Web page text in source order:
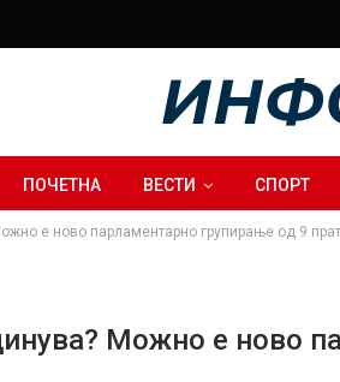
ПОЧЕТНА ВЕСТИ СПОРТ
е ново парламентарно групирање од 9
Можно е ново